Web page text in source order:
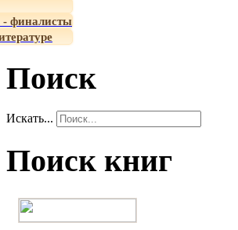
- финалисты
Поиск
Искать...
Поиск книг